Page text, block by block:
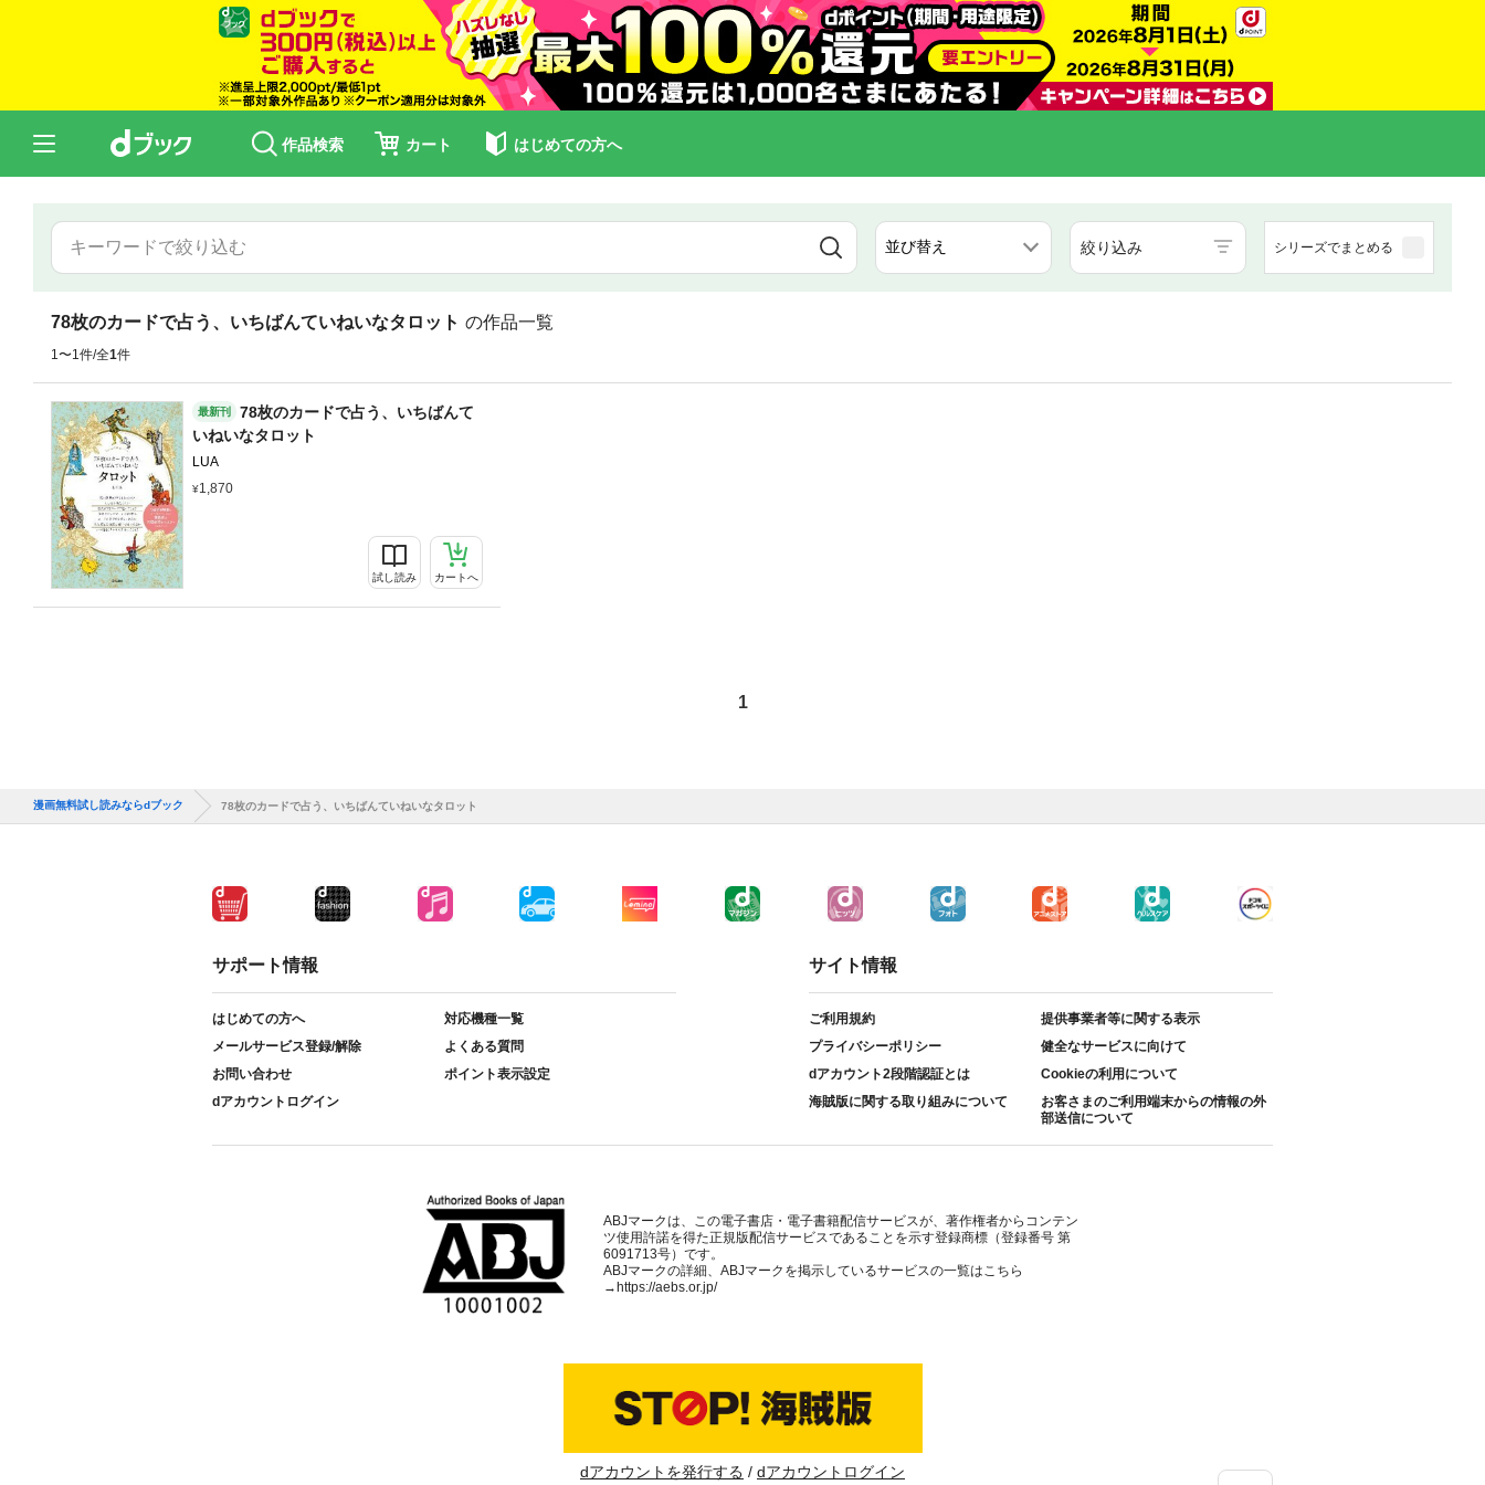
作品検索 カート はじめての方へ
絞り込み シリーズでまとめる
78枚のカードで占う、いちばんていねいなタロット の作品一覧
1〜1件/全1件
最新刊
78枚のカードで占う、いちばんて
いねいなタロット
LUA
1,870
試し読み カートへ
1
漫画無料試し読みならdブック 78枚のカードで占う、いちばんていねいなタロット
サポート情報
はじめての方へ
対応機種一覧
メールサービス登録/解除
よくある質問
お問い合わせ
ポイント表示設定
dアカウントログイン
サイト情報
ご利用規約
提供事業者等に関する表示
プライバシーポリシー
健全なサービスに向けて
dアカウント2段階認証とは
Cookieの利用について
海賊版に関する取り組みについて
お客さまのご利用端末からの情報の外
部送信について
ABJマークは、この電子書店・電子書籍配信サービスが、著作権者からコンテン
ツ使用許諾を得た正規版配信サービスであることを示す登録商標（登録番号 第
6091713号）です。
ABJマークの詳細、ABJマークを掲示しているサービスの一覧はこちら
→https://aebs.or.jp/
dアカウントを発行する dアカウントログイン